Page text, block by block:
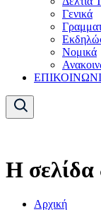
Γενικά
Νομικά
Η σελίδα
Αρχική